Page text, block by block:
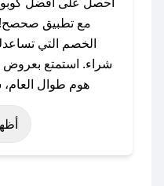
مع تطبيق صحصح!
الخصم التي
شراء. استمتع
هوم طوال
الفطر، عيد الأضحى،
رمضان، اليوم